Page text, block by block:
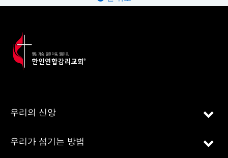
우리의 신앙
우리가 섬기는 방법